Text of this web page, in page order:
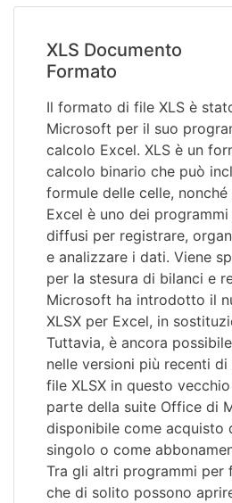
XLS Documento
Formato
Il formato di file XLS è
Microsoft per il suo
calcolo Excel. XLS è un
calcolo binario che può
formule delle celle,
Excel è uno dei
diffusi per registrare,
e analizzare i dati. Viene
per la stesura di bilanci e
Microsoft ha introdotto il
XLSX per Excel, in
Tuttavia, è ancora
nelle versioni più recenti di
file XLSX in questo
parte della suite Office di
disponibile come acquisto
singolo o come
Tra gli altri programmi per
che di solito possono